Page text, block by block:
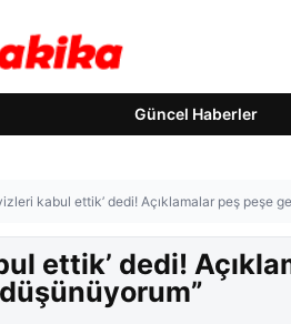
Güncel Haberler
kabul ettik’ dedi! Açıklamalar peş peşe
ettik’ dedi!